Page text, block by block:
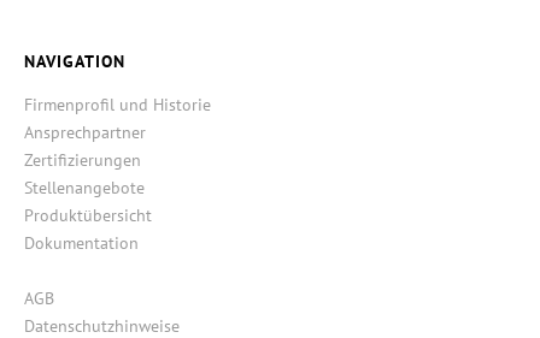
NAVIGATION
Firmenprofil und Historie
Ansprechpartner
Zertifizierungen
Stellenangebote
Produktübersicht
Dokumentation
AGB
Datenschutzhinweise